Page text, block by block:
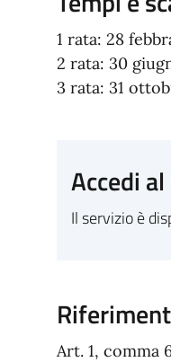
1 rata: 28
2 rata: 30
3 rata: 31
Accedi
Il servizio è
Art. 1, comma